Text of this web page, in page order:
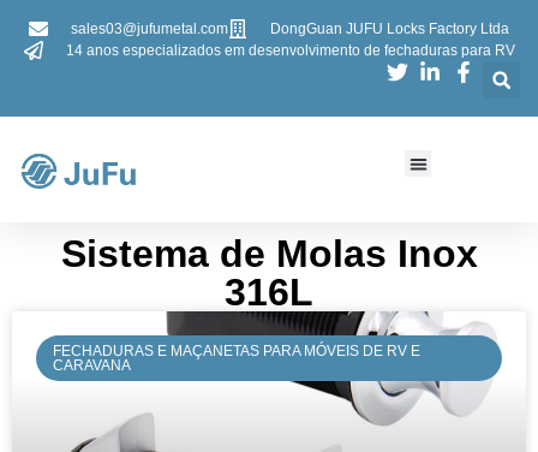
sales03@jufumetal.com
DongGuan JUFU Locks Factory Ltda
14 anos especializados em desenvolvimento de fechaduras para RV
Sistema de Molas Inox
316L
FECHADURAS E MAÇANETAS PARA MÓVEIS DE RV E
CARAVANA